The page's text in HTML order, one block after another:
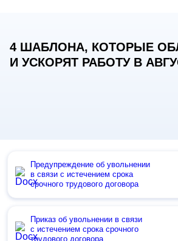
4 ШАБЛОНА, КОТОРЫЕ
И УСКОРЯТ РАБОТУ В
Предупреждение об увольнении
в связи с истечением срока
срочного трудового договора
Приказ об увольнении в связи
с истечением срока срочного
трудового договора